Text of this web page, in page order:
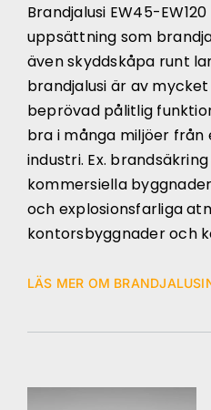
Brandjalusi EW45-
uppsättning som
även skyddskåpa runt
brandjalusi är av
beprövad pålitlig
bra i många miljöer
industri. Ex.
kommersiella
och explosionsfarliga
kontorsbyggnader och
LÄS MER OM